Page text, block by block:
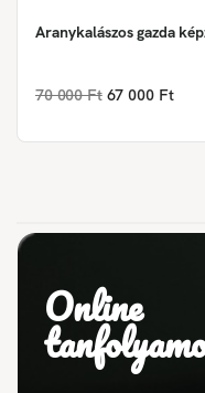
Aranykalászos gazda
70 000 Ft 67 000 Ft
Online